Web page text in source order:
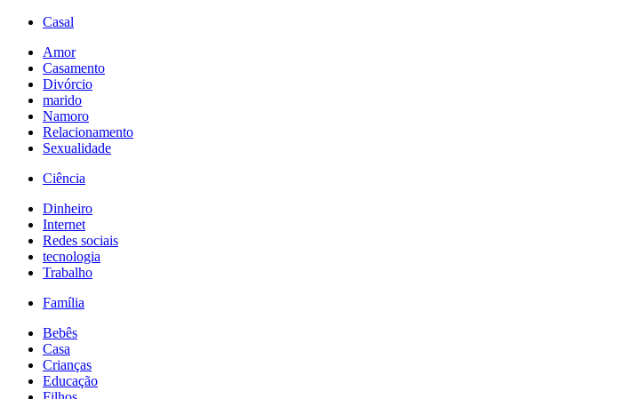
Casal
Amor
Casamento
Divórcio
marido
Namoro
Relacionamento
Sexualidade
Ciência
Dinheiro
Internet
Redes sociais
tecnologia
Trabalho
Família
Bebês
Casa
Crianças
Educação